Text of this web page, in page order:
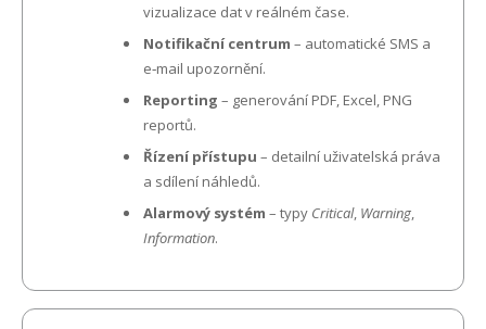
vizualizace dat v reálném čase.
Notifikační centrum – automatické SMS a
e‑mail upozornění.
Reporting – generování PDF, Excel, PNG
reportů.
Řízení přístupu – detailní uživatelská práva
a sdílení náhledů.
Alarmový systém – typy Critical, Warning,
Information.